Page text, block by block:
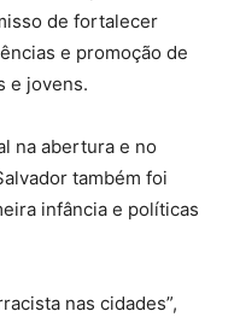
de fortalecer
e promoção de
e jovens.
na abertura e no
também foi
infância e políticas
nas cidades”,